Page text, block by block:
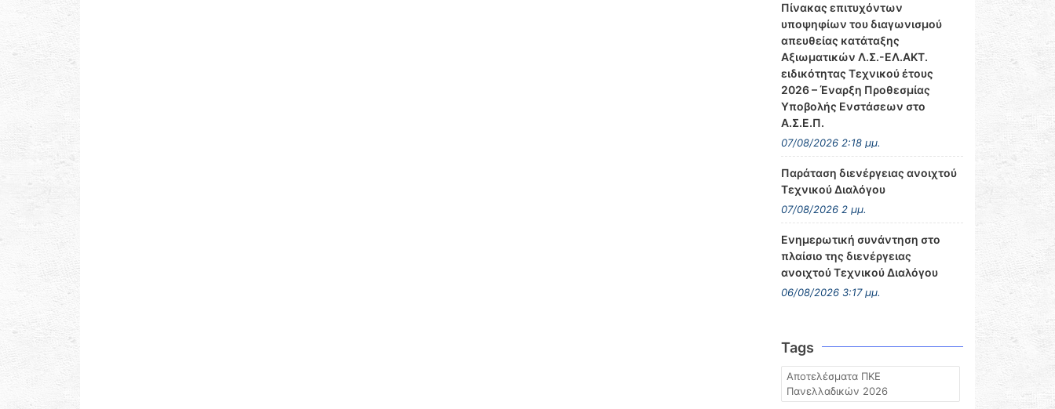
Πίνακας επιτυχόντων
υποψηφίων του διαγωνισμού
απευθείας κατάταξης
Αξιωματικών Λ.Σ.-ΕΛ.ΑΚΤ.
ειδικότητας Τεχνικού έτους
2026 – Έναρξη Προθεσμίας
Υποβολής Ενστάσεων στο
Α.Σ.Ε.Π.
07/08/2026 2:18 μμ.
Παράταση διενέργειας ανοιχτού
Τεχνικού Διαλόγου
07/08/2026 2 μμ.
Ενημερωτική συνάντηση στο
πλαίσιο της διενέργειας
ανοιχτού Τεχνικού Διαλόγου
06/08/2026 3:17 μμ.
Tags
Αποτελέσματα ΠΚΕ
Πανελλαδικών 2026